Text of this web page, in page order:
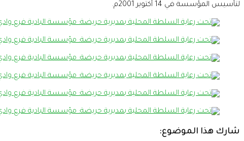
لتأسيس المؤسسة في 14 أكتوبر 2001م.
شارك هذا الموضوع: